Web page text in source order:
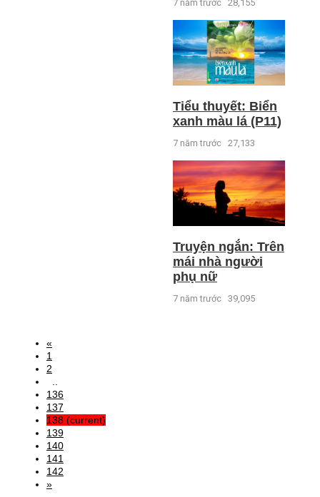
7 năm trước 28,155
Tiểu thuyết: Biển
xanh màu lá (P11)
7 năm trước 27,133
Truyện ngắn: Trên
mái nhà người
phụ nữ
7 năm trước 39,095
«
1
2
136
137
138 (current)
139
140
141
142
»